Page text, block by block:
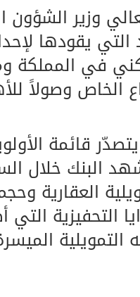
وزير الشؤون
يقودها
في المملكة
الخاص وصولاً
قائمة
البنك خلال
العقارية
التحفيزية